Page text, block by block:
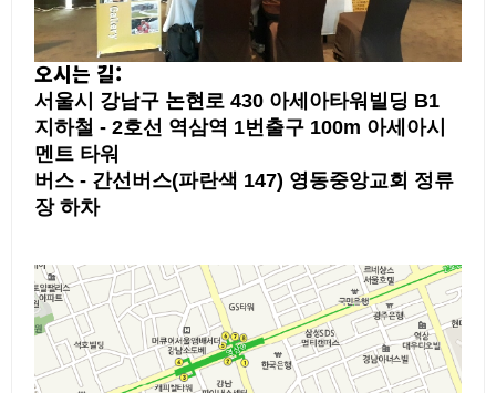
오시는 길:
서울시 강남구 논현로 430 아세아타워빌딩 B1
지하철 - 2호선 역삼역 1번출구 100m 아세아시
멘트 타워
버스 - 간선버스(파란색 147) 영동중앙교회 정류
장 하차